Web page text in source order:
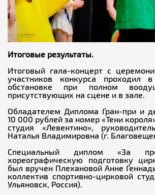
Итоговые результаты.
Итоговый гала-концерт с
участников конкурса проходил в
обстановке при полном
присутствующих на сцене и в зале.
Обладателем Диплома Гран-при и
10 000 рублей за номер «Тени
студия «Левентино»,
Наталья Владимировна (г.
Специальный диплом «За
хореографическую подготовку
был вручен Плехановой Анне
коллектив спортивно-цирковой
Ульяновск, Россия).